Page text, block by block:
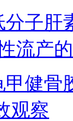
分子肝
流产
甲健骨
观察